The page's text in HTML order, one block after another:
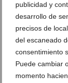
publicidad y
desarrollo de
precisos de
del escaneado
consentimiento
Puede cambiar
momento